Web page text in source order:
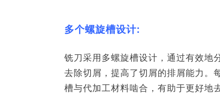
多个螺旋槽设计:
铣刀采用多螺旋槽设计，通过有效地
去除切屑，提高了切屑的排屑能力。
槽与代加工材料啮合，有助于更好地